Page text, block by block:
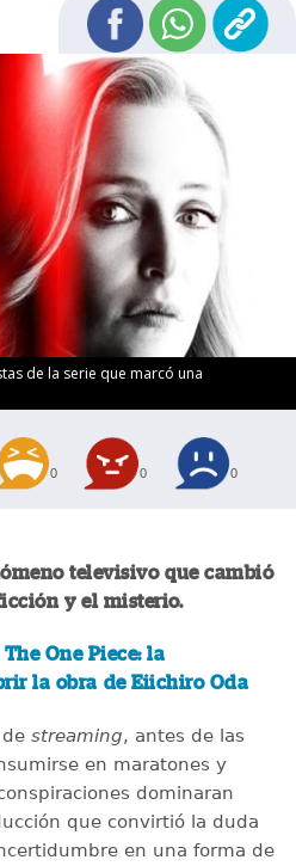
de la serie que marcó una
0 0 0
televisivo que cambió
y el misterio.
One Piece: la
la obra de Eiichiro Oda
streaming, antes de las
en maratones y
dominaran
que convirtió la duda
en una forma de